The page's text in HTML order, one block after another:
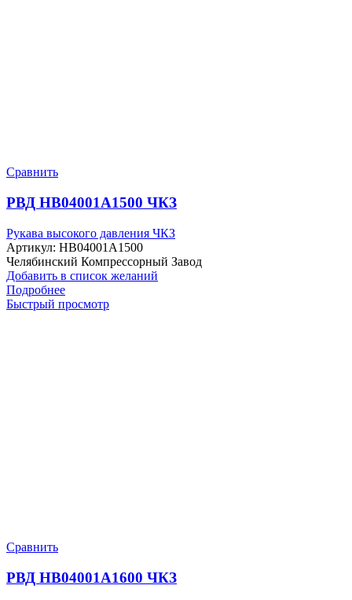
Сравнить
РВД HB04001A1500 ЧКЗ
Рукава высокого давления ЧКЗ
Артикул: HB04001A1500
Челябинский Компрессорный Завод
Добавить в список желаний
Подробнее
Быстрый просмотр
Сравнить
РВД HB04001A1600 ЧКЗ